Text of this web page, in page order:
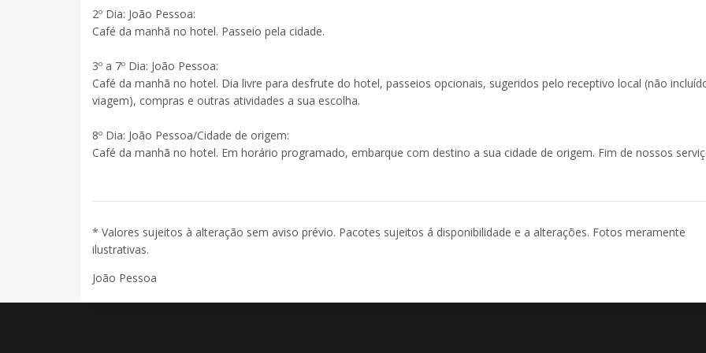
2º Dia: João Pessoa:
Café da manhã no hotel. Passeio pela cidade.
3º a 7º Dia: João Pessoa:
Café da manhã no hotel. Dia livre para desfrute do hotel, passeios opcionais, sugeridos pelo receptivo local (não
viagem), compras e outras atividades a sua escolha.
8º Dia: João Pessoa/Cidade de origem:
Café da manhã no hotel. Em horário programado, embarque com destino a sua cidade de origem. Fim de nossos
* Valores sujeitos à alteração sem aviso prévio. Pacotes sujeitos á disponibilidade e a alterações. Fotos meramente
ilustrativas.
João Pessoa